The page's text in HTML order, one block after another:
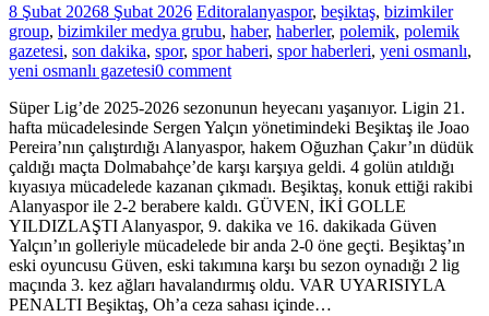
8 Şubat 20268 Şubat 2026 Editoralanyaspor, beşiktaş, bizimkiler
group, bizimkiler medya grubu, haber, haberler, polemik, polemik
gazetesi, son dakika, spor, spor haberi, spor haberleri, yeni osmanlı,
yeni osmanlı gazetesi0 comment
Süper Lig’de 2025-2026 sezonunun heyecanı yaşanıyor. Ligin 21.
hafta mücadelesinde Sergen Yalçın yönetimindeki Beşiktaş ile Joao
Pereira’nın çalıştırdığı Alanyaspor, hakem Oğuzhan Çakır’ın düdük
çaldığı maçta Dolmabahçe’de karşı karşıya geldi. 4 golün atıldığı
kıyasıya mücadelede kazanan çıkmadı. Beşiktaş, konuk ettiği rakibi
Alanyaspor ile 2-2 berabere kaldı. GÜVEN, İKİ GOLLE
YILDIZLAŞTI Alanyaspor, 9. dakika ve 16. dakikada Güven
Yalçın’ın golleriyle mücadelede bir anda 2-0 öne geçti. Beşiktaş’ın
eski oyuncusu Güven, eski takımına karşı bu sezon oynadığı 2 lig
maçında 3. kez ağları havalandırmış oldu. VAR UYARISIYLA
PENALTI Beşiktaş, Oh’a ceza sahası içinde…